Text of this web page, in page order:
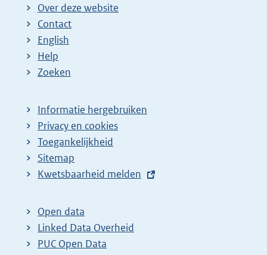
Over deze website
Contact
English
Help
Zoeken
Informatie hergebruiken
Privacy en cookies
Toegankelijkheid
Sitemap
E
t
e
r
Kwetsbaarheid melden
Open data
Linked Data Overheid
PUC Open Data